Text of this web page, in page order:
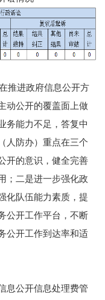
进政府信息公开方
动公开的覆盖面上做
务能力不足，答复中
人防办）重点在三个
开的意识，健全完善
；二是进一步强化政
化队伍能力素质，提
公开工作平台，不断
公开工作到达率和适
公开信息处理费管